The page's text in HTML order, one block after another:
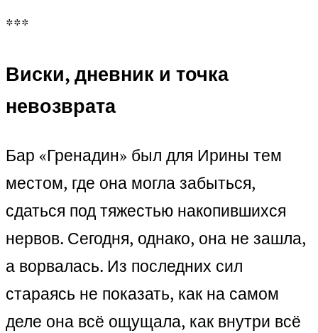
***
Виски, дневник и точка
невозврата
Бар «Гренадин» был для Ирины тем
местом, где она могла забыться,
сдаться под тяжестью накопившихся
нервов. Сегодня, однако, она не зашла,
а ворвалась. Из последних сил
стараясь не показать, как на самом
деле она всё ощущала, как внутри всё